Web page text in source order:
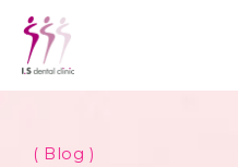
( Blog )